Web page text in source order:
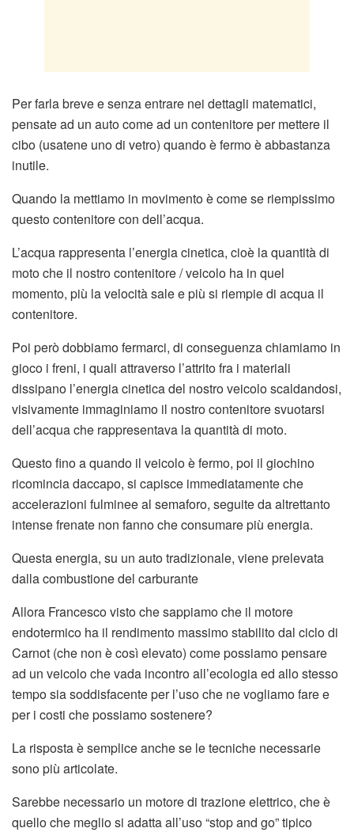
Per farla breve e senza entrare nei dettagli matematici,
pensate ad un auto come ad un contenitore per mettere il
cibo (usatene uno di vetro) quando è fermo è abbastanza
inutile.
Quando la mettiamo in movimento è come se riempissimo
questo contenitore con dell’acqua.
L’acqua rappresenta l’energia cinetica, cioè la quantità di
moto che il nostro contenitore / veicolo ha in quel
momento, più la velocità sale e più si riempie di acqua il
contenitore.
Poi però dobbiamo fermarci, di conseguenza chiamiamo in
gioco i freni, i quali attraverso l’attrito fra i materiali
dissipano l’energia cinetica del nostro veicolo scaldandosi,
visivamente immaginiamo il nostro contenitore svuotarsi
dell’acqua che rappresentava la quantità di moto.
Questo fino a quando il veicolo è fermo, poi il giochino
ricomincia daccapo, si capisce immediatamente che
accelerazioni fulminee al semaforo, seguite da altrettanto
intense frenate non fanno che consumare più energia.
Questa energia, su un auto tradizionale, viene prelevata
dalla combustione del carburante
Allora Francesco visto che sappiamo che il motore
endotermico ha il rendimento massimo stabilito dal ciclo di
Carnot (che non è così elevato) come possiamo pensare
ad un veicolo che vada incontro all’ecologia ed allo stesso
tempo sia soddisfacente per l’uso che ne vogliamo fare e
per i costi che possiamo sostenere?
La risposta è semplice anche se le tecniche necessarie
sono più articolate.
Sarebbe necessario un motore di trazione elettrico, che è
quello che meglio si adatta all’uso “stop and go” tipico